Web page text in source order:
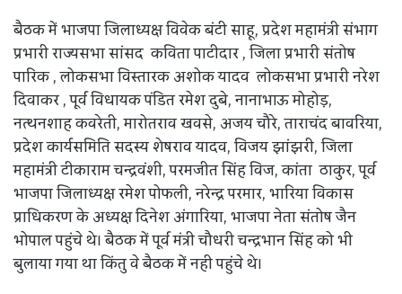
बैठक में भाजपा जिलाध्यक्ष विवेक बंटी साहू, प्रदेश महामंत्री संभाग
प्रभारी राज्यसभा सांसद कविता पाटीदार , जिला प्रभारी संतोष
पारिक , लोकसभा विस्तारक अशोक यादव लोकसभा प्रभारी नरेश
दिवाकर , पूर्व विधायक पंडित रमेश दुबे, नानाभाऊ मोहोड़,
नत्थनशाह कवरेती, मारोतराव खवसे, अजय चौरे, ताराचंद बावरिया,
प्रदेश कार्यसमिति सदस्य शेषराव यादव, विजय झांझरी, जिला
महामंत्री टीकाराम चन्द्रवंशी, परमजीत सिंह विज, कांता ठाकुर, पूर्व
भाजपा जिलाध्यक्ष रमेश पोफली, नरेन्द्र परमार, भारिया विकास
प्राधिकरण के अध्यक्ष दिनेश अंगारिया, भाजपा नेता संतोष जैन
भोपाल पहुंचे थे। बैठक में पूर्व मंत्री चौधरी चन्द्रभान सिंह को भी
बुलाया गया था किंतु वे बैठक में नही पहुंचे थे।